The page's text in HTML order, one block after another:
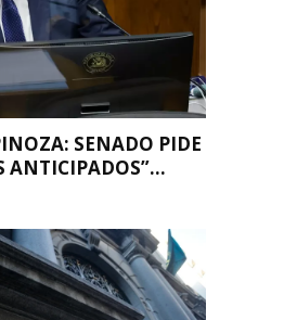
SENADO PIDE
ANTICIPADOS”...